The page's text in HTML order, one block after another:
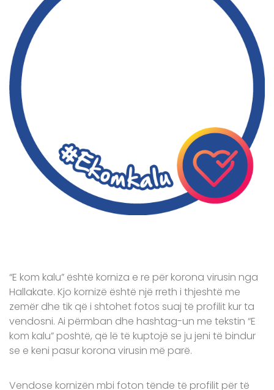
“E kom kalu” është korniza e re për korona virusin nga
Hallakate. Kjo kornizë është një rreth i thjeshtë me
zemër dhe tik që i shtohet fotos suaj të profilit kur ta
vendosni. Ai përmban dhe hashtag-un me tekstin “E
kom kalu” poshtë, që lë të kuptojë se ju jeni të bindur
se e keni pasur korona virusin më parë.
Vendose kornizën mbi foton tënde të profilit për të